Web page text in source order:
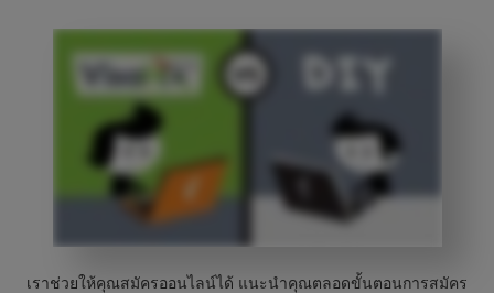
เราช่วยให้คุณสมัครออนไลน์ได้ แนะนำคุณตลอดขั้นตอนการสมัคร